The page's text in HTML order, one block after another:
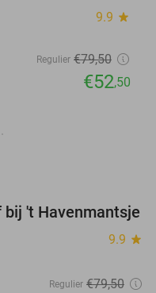
9.9 star
Regulier €79,50
€52,50
34%
bij 't Havenmantsje
9.9 star
Regulier €79,50